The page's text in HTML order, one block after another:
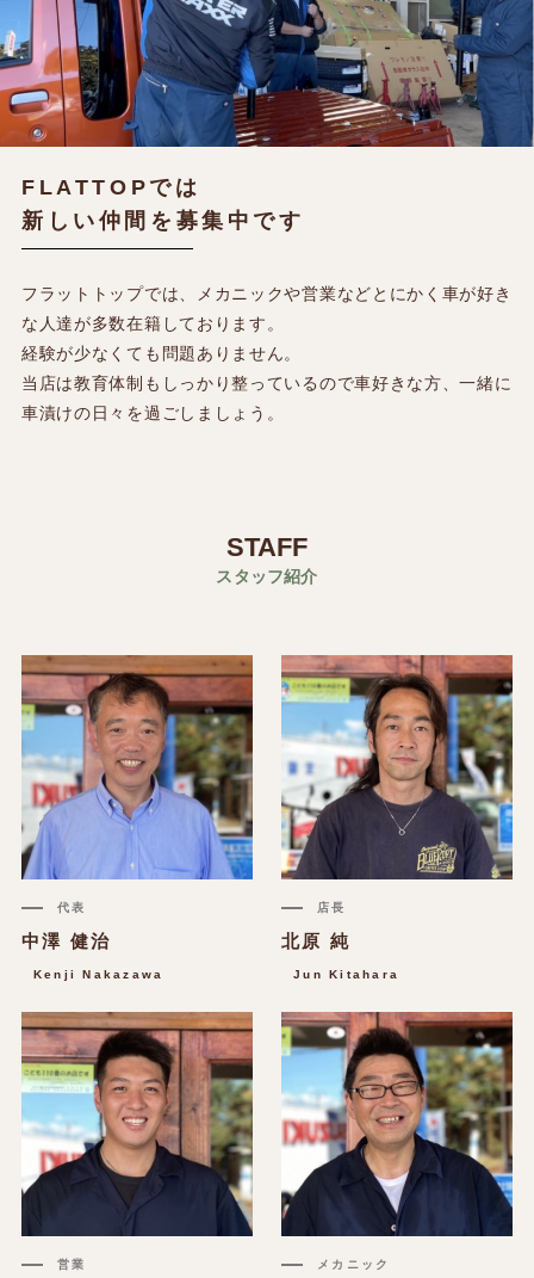
CONTRACTOR
SHOP
FLATTOP では
新しい仲間を募集中です
フラットトップでは、メカニックや営業などとにかく車が好き
な人達が多数在籍しております。
経験が少なくても問題ありません。
当店は教育体制もしっかり整っているので車好きな方、一緒に
車漬けの日々を過ごしましょう。
STAFF
スタッフ紹介
代表
中澤 健治
Kenji Nakazawa
店長
北原 純
Jun Kitahara
営業 メカニック